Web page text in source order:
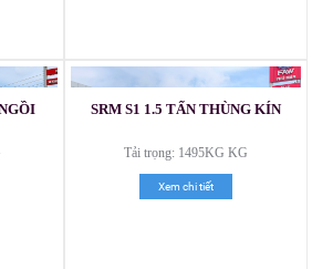
SRM S1 1.5 TẤN THÙNG KÍN
Tải trọng: 1495KG KG
Xem chi tiết
Xe tải Foton 990kg